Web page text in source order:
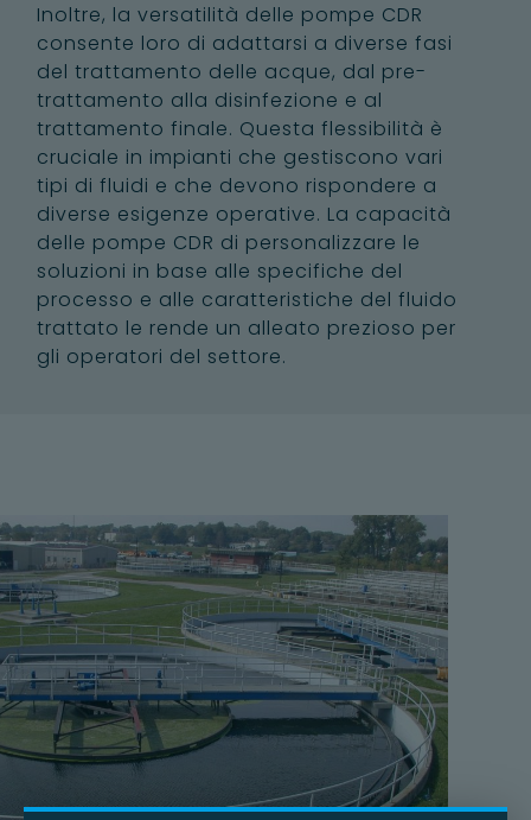
Inoltre, la versatilità delle pompe CDR
consente loro di adattarsi a diverse fasi
del trattamento delle acque, dal pre-
trattamento alla disinfezione e al
trattamento finale. Questa flessibilità è
cruciale in impianti che gestiscono vari
tipi di fluidi e che devono rispondere a
diverse esigenze operative. La capacità
delle pompe CDR di personalizzare le
soluzioni in base alle specifiche del
processo e alle caratteristiche del fluido
trattato le rende un alleato prezioso per
gli operatori del settore.